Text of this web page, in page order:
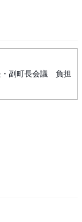
・副町長会議 負担